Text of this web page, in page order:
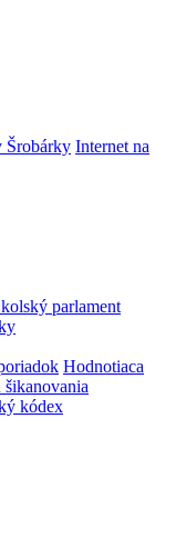
Šrobárky Internet na
parlament
Hodnotiaca
šikanovania
kódex